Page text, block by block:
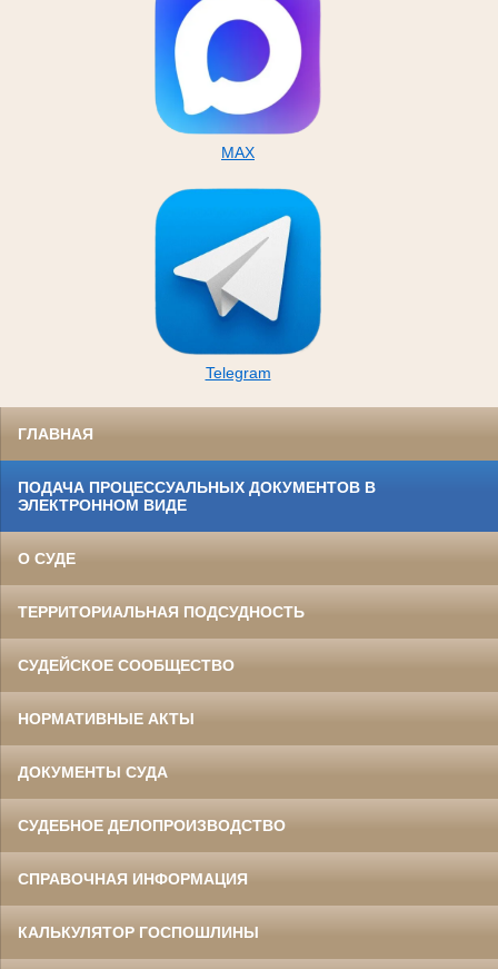
MAX
Telegram
ГЛАВНАЯ
ПОДАЧА ПРОЦЕССУАЛЬНЫХ ДОКУМЕНТОВ В
ЭЛЕКТРОННОМ ВИДЕ
О СУДЕ
ТЕРРИТОРИАЛЬНАЯ ПОДСУДНОСТЬ
СУДЕЙСКОЕ СООБЩЕСТВО
НОРМАТИВНЫЕ АКТЫ
ДОКУМЕНТЫ СУДА
СУДЕБНОЕ ДЕЛОПРОИЗВОДСТВО
СПРАВОЧНАЯ ИНФОРМАЦИЯ
КАЛЬКУЛЯТОР ГОСПОШЛИНЫ